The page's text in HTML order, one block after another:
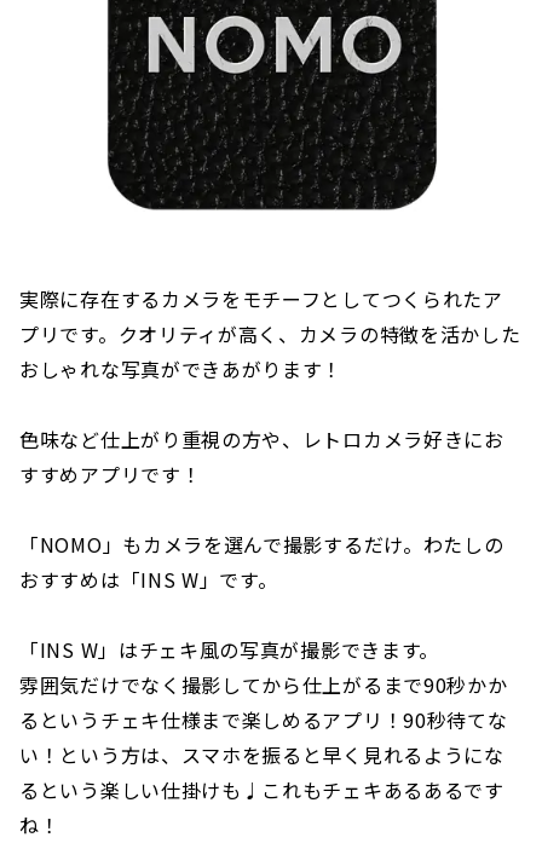
実際に存在するカメラをモチーフとしてつくられたア
プリです。クオリティが高く、カメラの特徴を活かした
おしゃれな写真ができあがります！
色味など仕上がり重視の方や、レトロカメラ好きにお
すすめアプリです！
「NOMO」もカメラを選んで撮影するだけ。わたしの
おすすめは「INS W」です。
「INS W」はチェキ風の写真が撮影できます。
雰囲気だけでなく撮影してから仕上がるまで90秒かか
るというチェキ仕様まで楽しめるアプリ！90秒待てな
い！という方は、スマホを振ると早く見れるようにな
るという楽しい仕掛けも♩これもチェキあるあるです
ね！